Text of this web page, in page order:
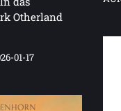
Otherland
01-17